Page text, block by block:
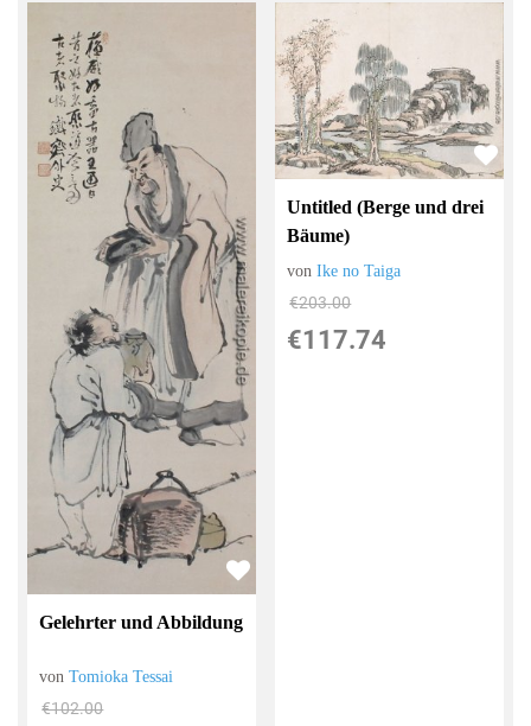
Gelehrter und Abbildung
vonTomioka Tessai
€102.00
Untitled (Berge und drei
Bäume)
vonIke no Taiga
€203.00
€117.74